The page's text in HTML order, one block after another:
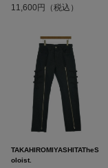
11,600円（税込）
TAKAHIROMIYASHITATheS
oloist.